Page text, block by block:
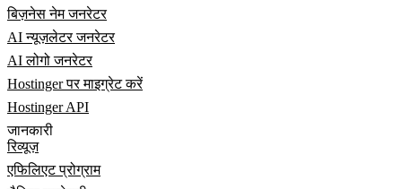
बिज़नेस नेम जनरेटर
AI न्यूज़लेटर जनरेटर
AI लोगो जनरेटर
Hostinger पर माइग्रेट करें
Hostinger API
जानकारी
रिव्यूज़
एफिलिएट प्रोग्राम